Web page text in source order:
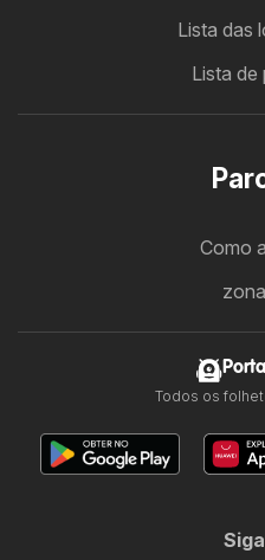
Lista das
Lista de
Como
Todos os